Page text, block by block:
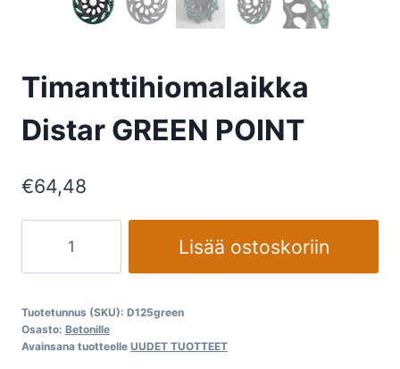
Timanttihiomalaikka
Distar GREEN POINT
€64,48
GREEN
määrä
Lisää ostoskoriin
Tuotetunnus (SKU): D125green
Osasto: Betonille
Avainsana tuotteelle UUDET TUOTTEET